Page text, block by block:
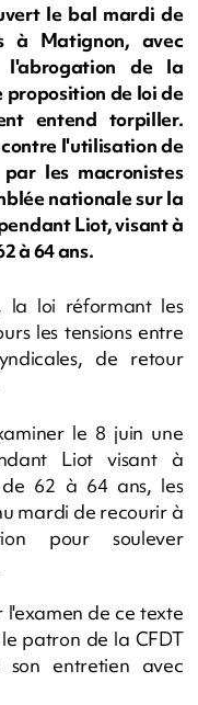
le bal mardi de
à Matignon, avec
l'abrogation de la
de loi de
entend torpiller.
l'utilisation de
les macronistes
nationale sur la
Liot, visant à
à 64 ans.
la loi réformant les
les tensions entre
de retour
le 8 juin une
Liot visant à
62 à 64 ans, les
mardi de recourir à
pour soulever
de ce texte
patron de la CFDT
entretien avec